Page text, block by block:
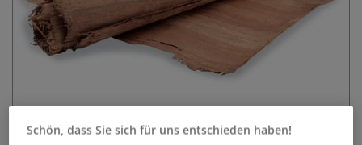
Schön, dass Sie sich für uns entschieden haben!